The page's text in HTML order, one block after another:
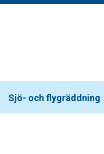
Sjö- och flygräddning